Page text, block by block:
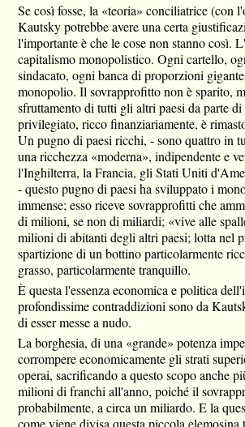
Se così fosse, la «teoria» conciliatrice (con
Kautsky potrebbe avere una certa
l'importante è che le cose non stanno così.
capitalismo monopolistico. Ogni cartello,
sindacato, ogni banca di proporzioni
monopolio. Il sovrapprofitto non è sparito,
sfruttamento di tutti gli altri paesi da parte di
privilegiato, ricco finanziariamente, è
Un pugno di paesi ricchi, - sono quattro in
una ricchezza «moderna», indipendente e
l'Inghilterra, la Francia, gli Stati Uniti
- questo pugno di paesi ha sviluppato i
immense; esso riceve sovrapprofitti che
di milioni, se non di miliardi; «vive alle
milioni di abitanti degli altri paesi; lotta nel
spartizione di un bottino particolarmente
grasso, particolarmente tranquillo.
È questa l'essenza economica e politica
profondissime contraddizioni sono da
di esser messe a nudo.
La borghesia, di una «grande» potenza
corrompere economicamente gli strati
operai, sacrificando a questo scopo anche
milioni di franchi all'anno, poiché il
probabilmente, a circa un miliardo. E la